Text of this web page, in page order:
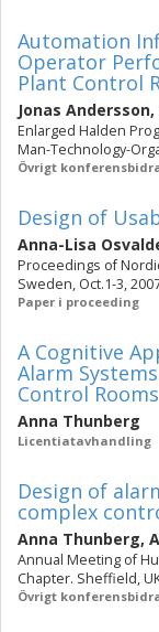
Automation
Operator
Plant Control
Jonas Andersson,
Enlarged Halden
Man-Technology-
Övrigt
Design of
Anna-Lisa
Proceedings of
Sweden, Oct.1-3,
Paper i proceeding
A Cognitive
Alarm
Control Rooms
Anna Thunberg
Licentiatavhandling
Design of
complex
Anna Thunberg,
Annual Meeting of
Chapter. Sheffield,
Övrigt